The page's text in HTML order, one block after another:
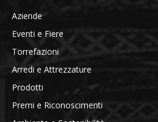
Aziende
Eventi e Fiere
Torrefazioni
Arredi e Attrezzature
Prodotti
Premi e Riconoscimenti